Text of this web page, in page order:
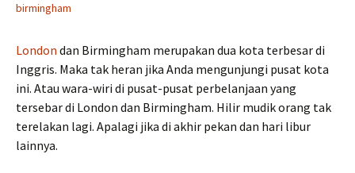
birmingham
London dan Birmingham merupakan dua kota terbesar di
Inggris. Maka tak heran jika Anda mengunjungi pusat kota
ini. Atau wara-wiri di pusat-pusat perbelanjaan yang
tersebar di London dan Birmingham. Hilir mudik orang tak
terelakan lagi. Apalagi jika di akhir pekan dan hari libur
lainnya.